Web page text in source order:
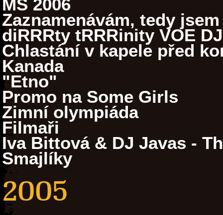
MS 2006
Zaznamenávám, tedy jsem
diRRRty tRRRinity VOE
Chlastání v kapele před
Kanada
"Etno"
Promo na Some Girls
Zimní olympiáda
Filmaři
Iva Bittová & DJ Javas -
Smajlíky
2005